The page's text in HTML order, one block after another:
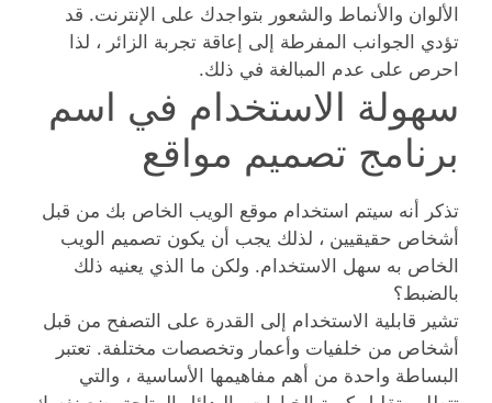
الألوان والأنماط والشعور بتواجدك على الإنترنت. قد
تؤدي الجوانب المفرطة إلى إعاقة تجربة الزائر ، لذا
احرص على عدم المبالغة في ذلك.
سهولة الاستخدام في اسم
برنامج تصميم مواقع
تذكر أنه سيتم استخدام موقع الويب الخاص بك من قبل
أشخاص حقيقيين ، لذلك يجب أن يكون تصميم الويب
الخاص به سهل الاستخدام. ولكن ما الذي يعنيه ذلك
بالضبط؟
تشير قابلية الاستخدام إلى القدرة على التصفح من قبل
أشخاص من خلفيات وأعمار وتخصصات مختلفة. تعتبر
البساطة واحدة من أهم مفاهيمها الأساسية ، والتي